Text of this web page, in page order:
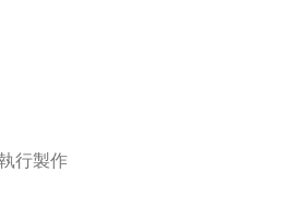
行製作